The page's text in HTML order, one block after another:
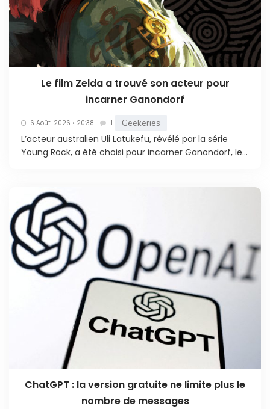
Le film Zelda a trouvé son acteur pour
incarner Ganondorf
6 Août. 2026 • 20:38 1 Geekeries
L’acteur australien Uli Latukefu, révélé par la série
Young Rock, a été choisi pour incarner Ganondorf, le...
ChatGPT : la version gratuite ne limite plus le
nombre de messages